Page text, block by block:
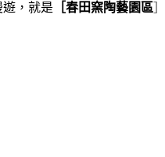
，就是 ［春田窯陶藝園區